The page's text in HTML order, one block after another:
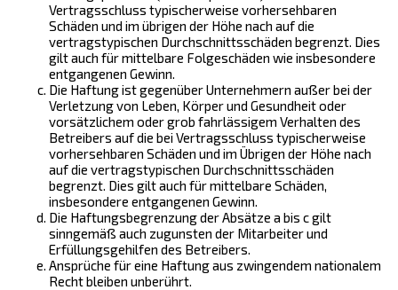
Vertragsschluss typischerweise vorhersehbaren
Schäden und im übrigen der Höhe nach auf die
vertragstypischen Durchschnittsschäden begrenzt. Dies
gilt auch für mittelbare Folgeschäden wie insbesondere
entgangenen Gewinn.
Die Haftung ist gegenüber Unternehmern außer bei der
Verletzung von Leben, Körper und Gesundheit oder
vorsätzlichem oder grob fahrlässigem Verhalten des
Betreibers auf die bei Vertragsschluss typischerweise
vorhersehbaren Schäden und im Übrigen der Höhe nach
auf die vertragstypischen Durchschnittsschäden
begrenzt. Dies gilt auch für mittelbare Schäden,
insbesondere entgangenen Gewinn.
Die Haftungsbegrenzung der Absätze a bis c gilt
sinngemäß auch zugunsten der Mitarbeiter und
Erfüllungsgehilfen des Betreibers.
Ansprüche für eine Haftung aus zwingendem nationalem
Recht bleiben unberührt.